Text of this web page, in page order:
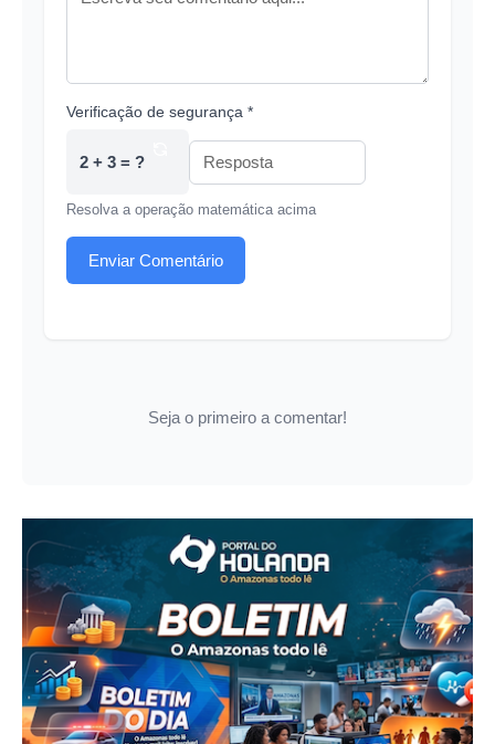
Verificação de segurança *
2 + 3 = ?
Resolva a operação matemática acima
Enviar Comentário
Seja o primeiro a comentar!